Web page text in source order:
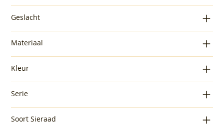
Geslacht
Materiaal
Kleur
Serie
Soort Sieraad